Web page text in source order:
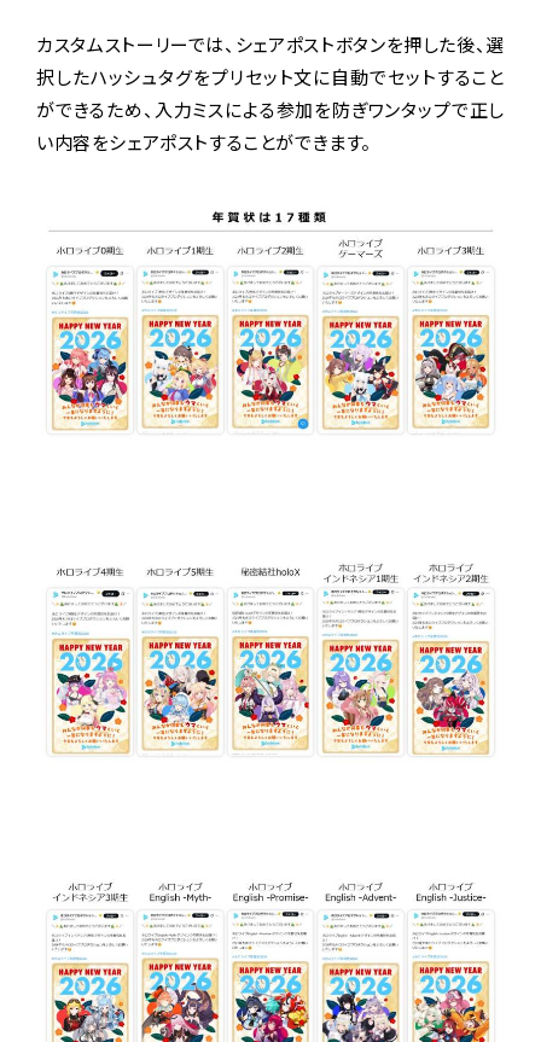
カスタムストーリーでは、シェアポストボタンを押した後、選
択したハッシュタグをプリセット文に自動でセットすること
ができるため、入力ミスによる参加を防ぎワンタップで正し
い内容をシェアポストすることができます。